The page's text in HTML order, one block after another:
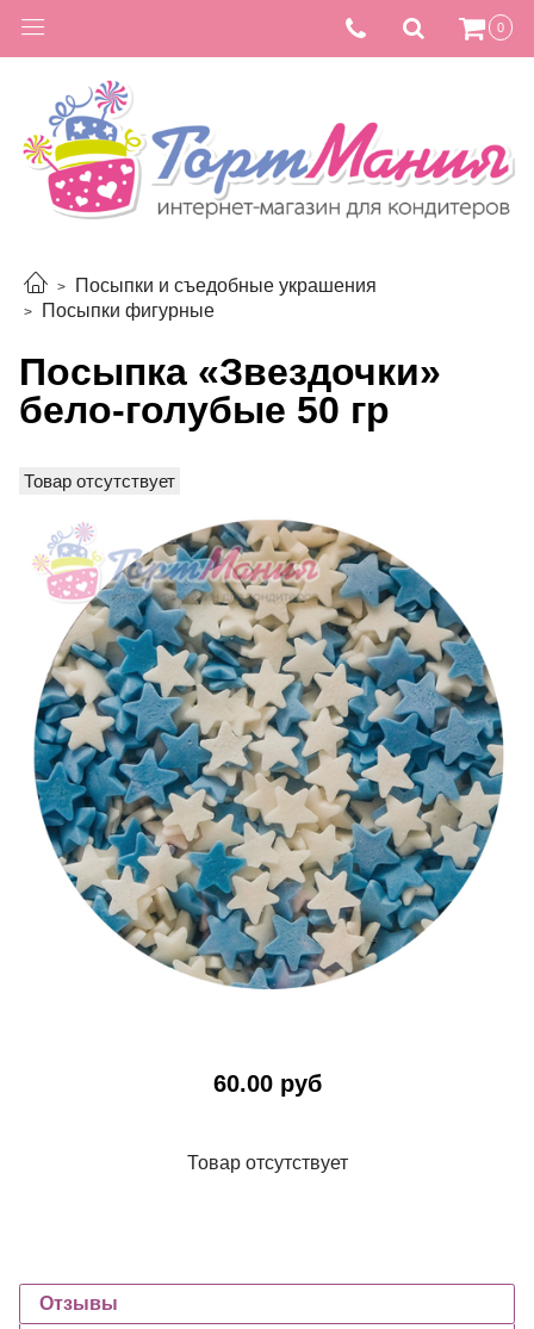
0
Посыпки и съедобные украшения
Посыпки фигурные
Посыпка «Звездочки»
бело-голубые 50 гр
Товар отсутствует
60.00 руб
Товар отсутствует
Отзывы